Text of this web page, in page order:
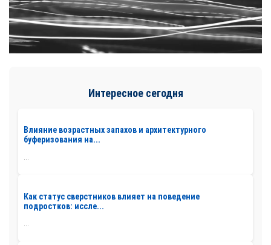
Интересное сегодня
Влияние возрастных запахов и архитектурного
буферизования на...
...
Как статус сверстников влияет на поведение
подростков: иссле...
...